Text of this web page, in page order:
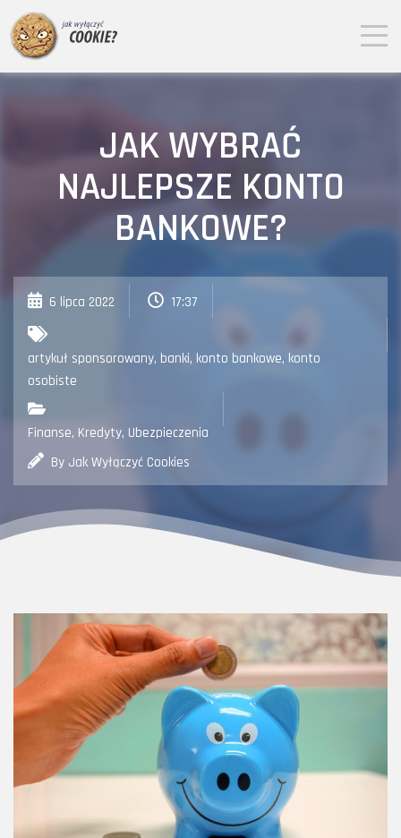
JAK WYBRAĆ
NAJLEPSZE KONTO
BANKOWE?
6 lipca 2022 17:37
artykuł sponsorowany, banki, konto bankowe, konto
osobiste
Finanse, Kredyty, Ubezpieczenia
By Jak Wyłączyć Cookies